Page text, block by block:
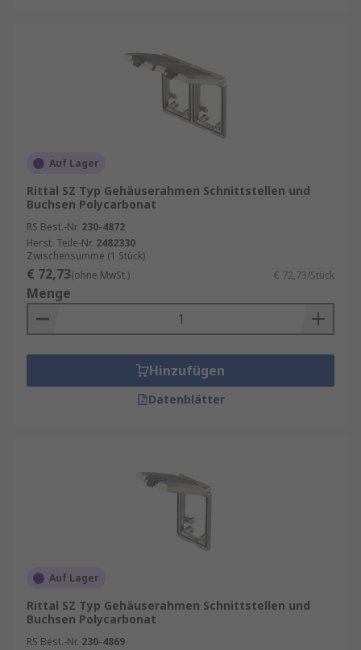
Auf Lager
Rittal SZ Typ Gehäuserahmen Schnittstellen und
Buchsen Polycarbonat
RS Best.-Nr. 230-4872
Herst. Teile-Nr. 2482330
Zwischensumme (1 Stück)
€ 72,73(ohne MwSt.) € 72,73/Stück
Menge
Hinzufügen
Datenblätter
Auf Lager
Rittal SZ Typ Gehäuserahmen Schnittstellen und
Buchsen Polycarbonat
RS Best.-Nr. 230-4869